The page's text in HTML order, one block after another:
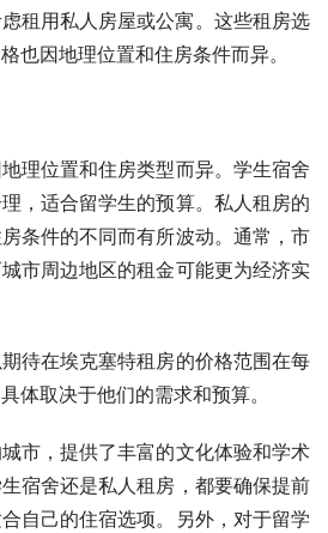
租用私人房屋或公寓。这些租房选
也因地理位置和住房条件而异。
理位置和住房类型而异。学生宿舍
，适合留学生的预算。私人租房的
条件的不同而有所波动。通常，市
市周边地区的租金可能更为经济实
待在埃克塞特租房的价格范围在每
体取决于他们的需求和预算。
市，提供了丰富的文化体验和学术
宿舍还是私人租房，都要确保提前
自己的住宿选项。另外，对于留学